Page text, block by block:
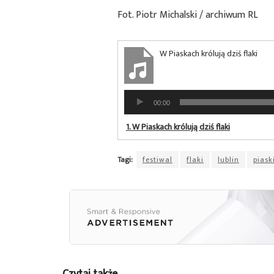
Fot. Piotr Michalski / archiwum RL
W Piaskach królują dziś flaki
Odtwarzacz
plików
dźwiękowych
00:00
1.W Piaskach królują dziś flaki
Tagi: festiwal flaki lublin piaski